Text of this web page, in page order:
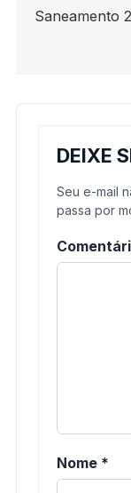
Post
Saneamento
DEIXE
Seu e-mail
passa por
Nome *